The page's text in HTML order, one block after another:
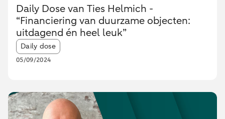
Daily Dose van Ties Helmich -
“Financiering van duurzame objecten:
uitdagend én heel leuk”
Article tags:
Daily dose
05/09/2024